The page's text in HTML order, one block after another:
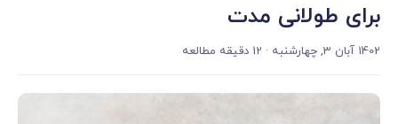
برای طولانی مدت
1402 آبان 3, چهارشنبه · 12 دقیقه مطالعه